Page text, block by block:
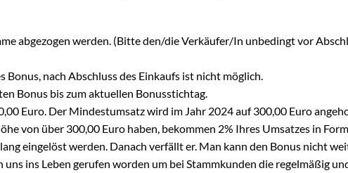
abgezogen werden. (Bitte den/die Verkäufer/In unbedingt vor
nach Abschluss des Einkaufs ist nicht möglich.
Bonus bis zum aktuellen Bonusstichtag.
Euro. Der Mindestumsatz wird im Jahr 2024 auf 300,00 Euro
von über 300,00 Euro haben, bekommen 2% Ihres Umsatzes in
eingelöst werden. Danach verfällt er. Man kann den Bonus nicht
ins Leben gerufen worden um bei Stammkunden die regelmäßig